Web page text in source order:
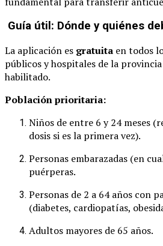
Guía útil: Dónde y quiénes
La aplicación es gratuita en todos
públicos y hospitales de la
habilitado.
Población prioritaria:
Niños de entre 6 y 24 meses
dosis si es la primera vez).
Personas embarazadas (en
puérperas.
Personas de 2 a 64 años con
(diabetes, cardiopatías,
Adultos mayores de 65 años.